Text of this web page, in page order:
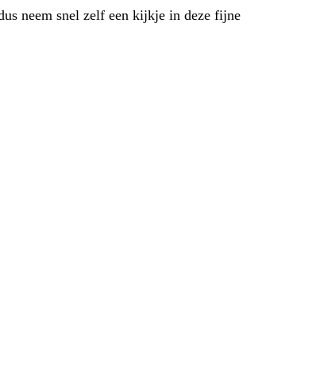
neem snel zelf een kijkje in deze fijne